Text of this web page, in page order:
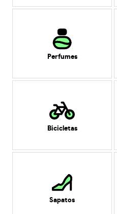
Perfumes
Bicicletas
Sapatos